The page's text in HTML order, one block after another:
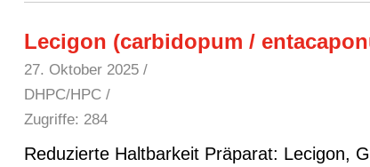
Lecigon (carbidopum /
27. Oktober 2025 /
DHPC/HPC /
Zugriffe: 284
Reduzierte Haltbarkeit Präparat: Lecigon, Gel zur intestinalen AnwendungZulassungsnummer: